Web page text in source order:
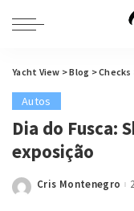
Yacht View >Blog >Checks
Autos
Dia do Fusca:
exposição
Posted
Cris Montenegro